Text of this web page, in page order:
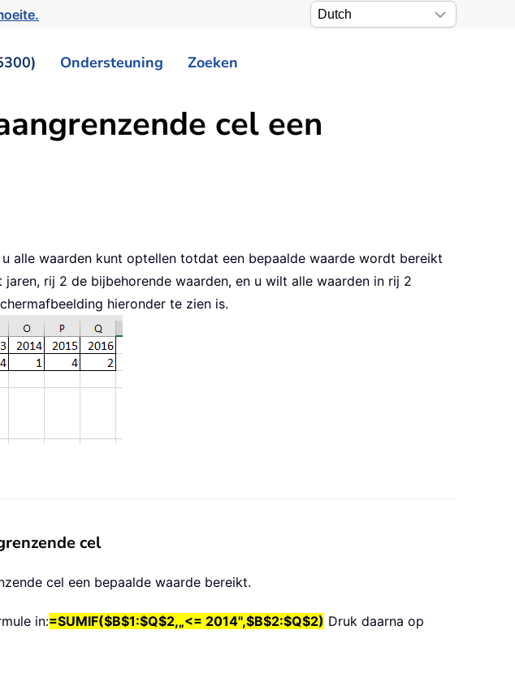
Ondersteuning Zoeken
cel een
alle waarden kunt optellen totdat een bepaalde waarde wordt bereikt
rij 2 de bijbehorende waarden, en u wilt alle waarden in rij 2
hieronder te zien is.
cel
cel een bepaalde waarde bereikt.
in:=SUMIF($B$1:$Q$2,„<= 2014",$B$2:$Q$2) Druk daarna op